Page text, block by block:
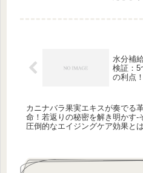
水分補
検証：5
の利点！
カニナバラ果実エキスが奏でる
命！若返りの秘密を解き明かす-
圧倒的なエイジングケア効果とは